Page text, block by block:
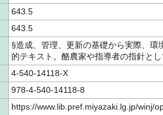
643.5
643.5
§造成、管理、更新の基礎から実際、
的テキスト。酪農家や指導者の指針と
4-540-14118-X
978-4-540-14118-8
https://www.lib.pref.miyazaki.lg.jp/winj/